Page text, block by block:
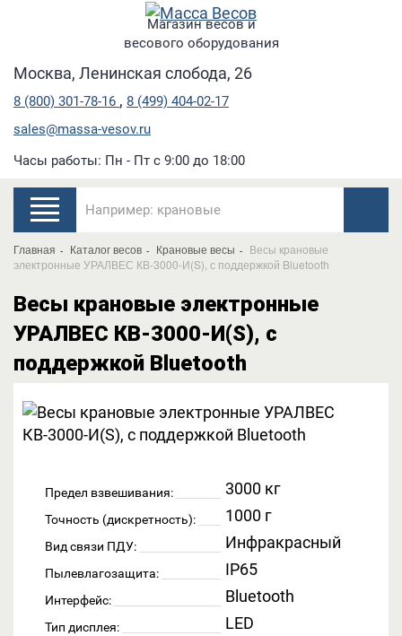
Магазин весов и
весового оборудования
Москва, Ленинская слобода, 26
8 (800) 301-78-16 , 8 (499) 404-02-17
sales@massa-vesov.ru
Часы работы: Пн - Пт с 9:00 до 18:00
Главная Каталог весов Крановые весы
Весы крановые
электронные УРАЛВЕС КВ-3000-И(S), с поддержкой Bluetooth
Весы крановые электронные
УРАЛВЕС КВ-3000-И(S), с
поддержкой Bluetooth
Предел взвешивания: 3000 кг
Точность (дискретность): 1000 г
Вид связи ПДУ: Инфракрасный
Пылевлагозащита: IP65
Интерфейс: Bluetooth
Тип дисплея: LED